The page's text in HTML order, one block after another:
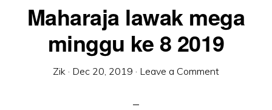
Maharaja lawak mega
minggu ke 8 2019
Zik · Dec 20, 2019 · Leave a Comment